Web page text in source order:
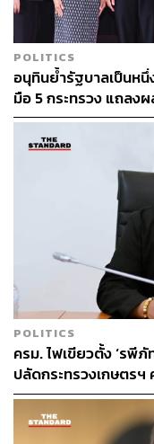
POLITICS
อนุทินย้ำรัฐบาลเป็นห
มือ 5 กระทรวง แถลง
POLITICS
ครม. ไฟเขียวตั้ง ‘รพี
ปลัดกระทรวงเกษตรฯ